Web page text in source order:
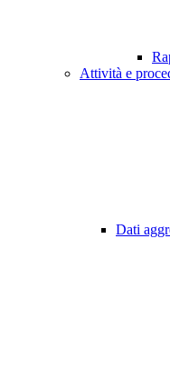
Attività e
Dati